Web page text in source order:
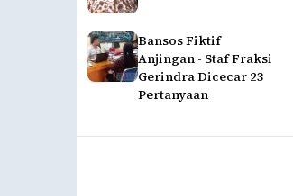
Bansos Fiktif
Anjingan - Staf Fraksi
Gerindra Dicecar 23
Pertanyaan